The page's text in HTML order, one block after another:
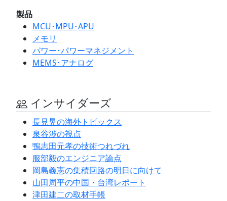
製品
MCU･MPU･APU
メモリ
パワー･パワーマネジメント
MEMS･アナログ
インサイダーズ
長見晃の海外トピックス
泉谷渉の視点
鴨志田元孝の技術つれづれ
服部毅のエンジニア論点
岡島義憲の集積回路の明日に向けて
山田周平の中国・台湾レポート
津田建二の取材手帳